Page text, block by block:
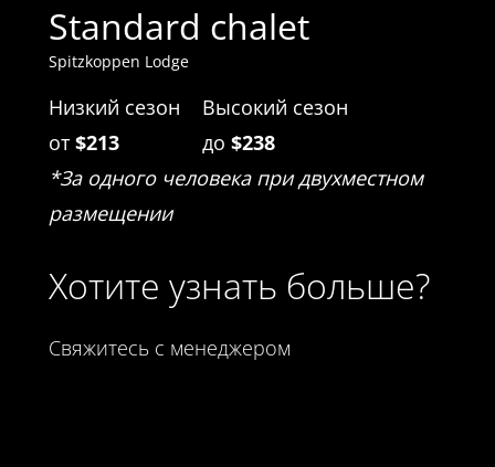
Standard chalet
Spitzkoppen Lodge
Низкий сезон
от$213
Высокий сезон
до $238
*За одного человека при двухместном
размещении
Хотите узнать больше?
Свяжитесь с менеджером